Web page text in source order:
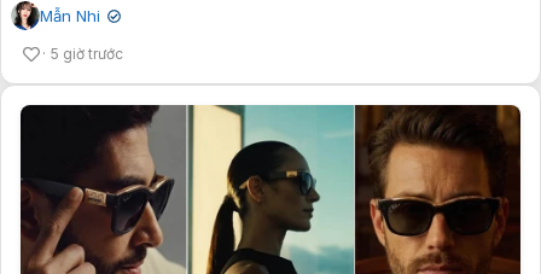
Mẫn Nhi ✔
5 giờ trước